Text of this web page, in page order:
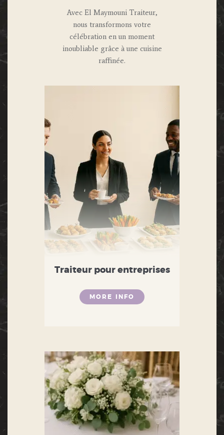
Avec El Maymouni Traiteur,
nous transformons votre
célébration en un moment
inoubliable grâce à une cuisine
raffinée.
Traiteur pour entreprises
MORE INFO